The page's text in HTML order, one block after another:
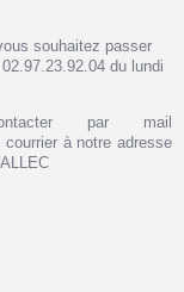
souhaitez passer
du lundi
par mail
à notre adresse